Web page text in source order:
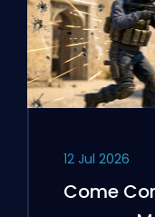
12 Jul 2026
Come